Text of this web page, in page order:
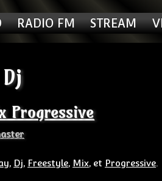
RADIO FM STREAM
Dj
Progressive
, Dj, Freestyle, Mix, et Progressive.